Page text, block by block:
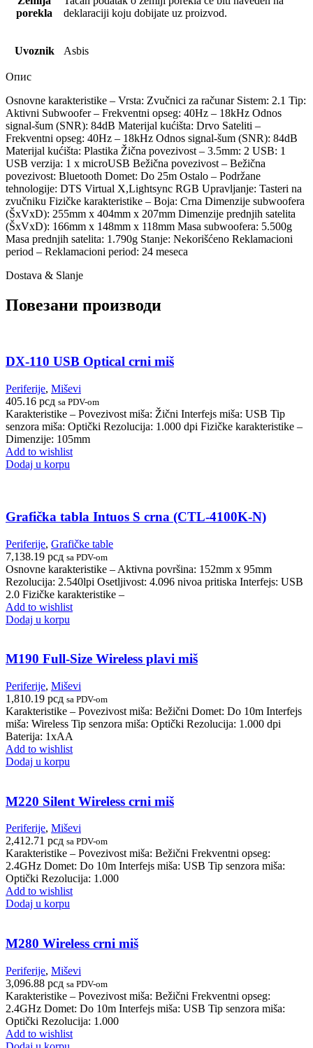
porekla
deklaraciji koju dobijate uz proizvod.
Uvoznik Asbis
Опис
Osnovne karakteristike – Vrsta: Zvučnici za računar Sistem: 2.1 Tip:
Aktivni Subwoofer – Frekventni opseg: 40Hz – 18kHz Odnos
signal-šum (SNR): 84dB Materijal kućišta: Drvo Sateliti –
Frekventni opseg: 40Hz – 18kHz Odnos signal-šum (SNR): 84dB
Materijal kućišta: Plastika Žična povezivost – 3.5mm: 2 USB: 1
USB verzija: 1 x microUSB Bežična povezivost – Bežična
povezivost: Bluetooth Domet: Do 25m Ostalo – Podržane
tehnologije: DTS Virtual X,Lightsync RGB Upravljanje: Tasteri na
zvučniku Fizičke karakteristike – Boja: Crna Dimenzije subwoofera
(ŠxVxD): 255mm x 404mm x 207mm Dimenzije prednjih satelita
(ŠxVxD): 166mm x 148mm x 118mm Masa subwoofera: 5.500g
Masa prednjih satelita: 1.790g Stanje: Nekorišćeno Reklamacioni
period – Reklamacioni period: 24 meseca
Dostava & Slanje
Повезани производи
DX-110 USB Optical crni miš
Periferije, Miševi
405.16 рсд sa PDV-om
Karakteristike – Povezivost miša: Žični Interfejs miša: USB Tip
senzora miša: Optički Rezolucija: 1.000 dpi Fizičke karakteristike –
Dimenzije: 105mm
Add to wishlist
Dodaj u korpu
Grafička tabla Intuos S crna (CTL-4100K-N)
Periferije, Grafičke table
7,138.19 рсд sa PDV-om
Osnovne karakteristike – Aktivna površina: 152mm x 95mm
Rezolucija: 2.540lpi Osetljivost: 4.096 nivoa pritiska Interfejs: USB
2.0 Fizičke karakteristike –
Add to wishlist
Dodaj u korpu
M190 Full-Size Wireless plavi miš
Periferije, Miševi
1,810.19 рсд sa PDV-om
Karakteristike – Povezivost miša: Bežični Domet: Do 10m Interfejs
miša: Wireless Tip senzora miša: Optički Rezolucija: 1.000 dpi
Baterija: 1xAA
Add to wishlist
Dodaj u korpu
M220 Silent Wireless crni miš
Periferije, Miševi
2,412.71 рсд sa PDV-om
Karakteristike – Povezivost miša: Bežični Frekventni opseg:
2.4GHz Domet: Do 10m Interfejs miša: USB Tip senzora miša:
Optički Rezolucija: 1.000
Add to wishlist
Dodaj u korpu
M280 Wireless crni miš
Periferije, Miševi
3,096.88 рсд sa PDV-om
Karakteristike – Povezivost miša: Bežični Frekventni opseg:
2.4GHz Domet: Do 10m Interfejs miša: USB Tip senzora miša:
Optički Rezolucija: 1.000
Add to wishlist